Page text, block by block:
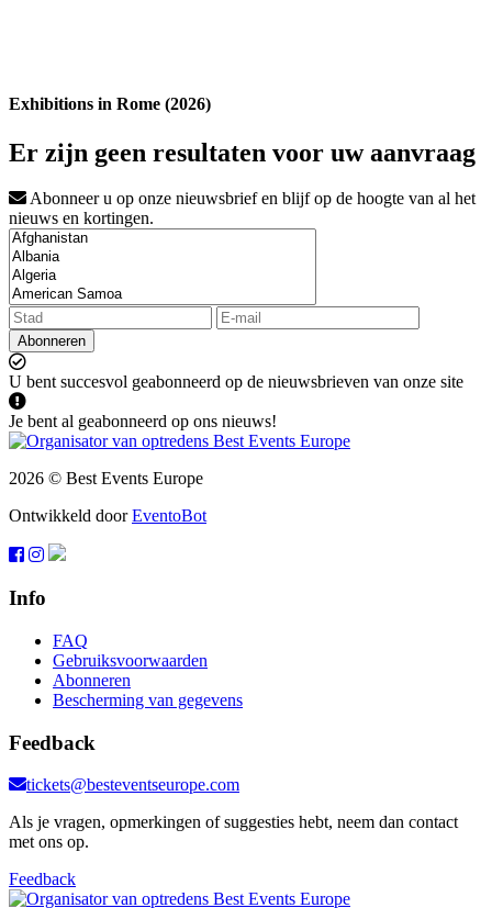
Exhibitions in Rome (2026)
Er zijn geen resultaten voor uw aanvraag
Abonneer u op onze nieuwsbrief en blijf op de hoogte van al het
nieuws en kortingen.
Abonneren
U bent succesvol geabonneerd op de nieuwsbrieven van onze site
Je bent al geabonneerd op ons nieuws!
2026 © Best Events Europe
Ontwikkeld doorEventoBot
Info
FAQ
Gebruiksvoorwaarden
Abonneren
Bescherming van gegevens
Feedback
tickets@besteventseurope.com
Als je vragen, opmerkingen of suggesties hebt, neem dan contact
met ons op.
Feedback